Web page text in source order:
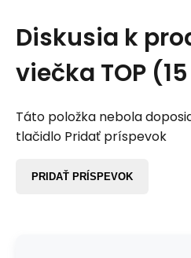
Diskusia k
viečka TOP
Táto položka nebola
tlačidlo Pridať príspevok
PRIDAŤ PRÍSPEVOK